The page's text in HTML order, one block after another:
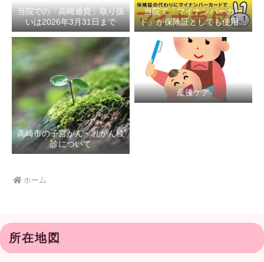
当院での「高崎通貨」取り扱
いは2026年3月31日まで
当院で「マイナンバーカー
ド」が保険証としても使用で
きるようになりました
高崎市の子宮がん・乳がん検
診について
産後ケア
ホーム
所在地図